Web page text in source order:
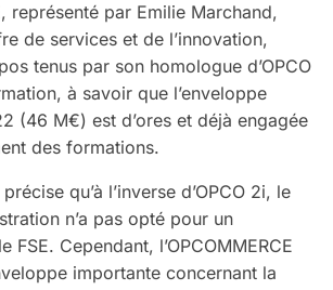
représenté par Emilie Marchand,
de services et de l’innovation,
tenus par son homologue d’OPCO
à savoir que l’enveloppe
(46 M€) est d’ores et déjà engagée
des formations.
qu’à l’inverse d’OPCO 2i, le
n’a pas opté pour un
FSE. Cependant, l’OPCOMMERCE
importante concernant la